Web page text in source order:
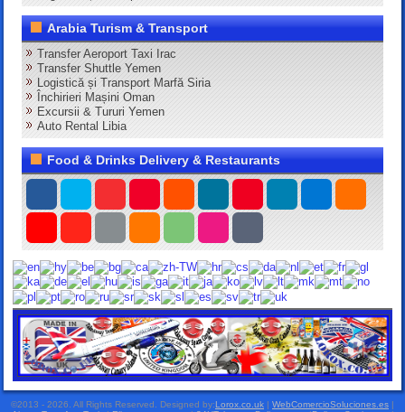
Arabia Turism & Transport
Transfer Aeroport Taxi Irac
Transfer Shuttle Yemen
Logistică și Transport Marfă Siria
Închirieri Mașini Oman
Excursii & Tururi Yemen
Auto Rental Libia
Food & Drinks Delivery & Restaurants
©2013 - 2026. All Rights Reserved. Designed by:Lorox.co.uk | WebComercioSoluciones.es |